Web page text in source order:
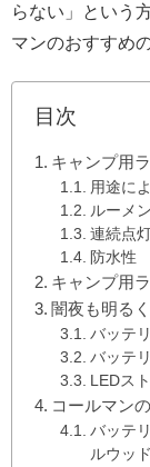
らない」という
マンのおすすめ
目次
キャンプ用
用途に
ルーメ
連続点
防水性
キャンプ用
闇夜も明る
バッテ
バッテ
LEDス
コールマン
バッテ
ルウッド